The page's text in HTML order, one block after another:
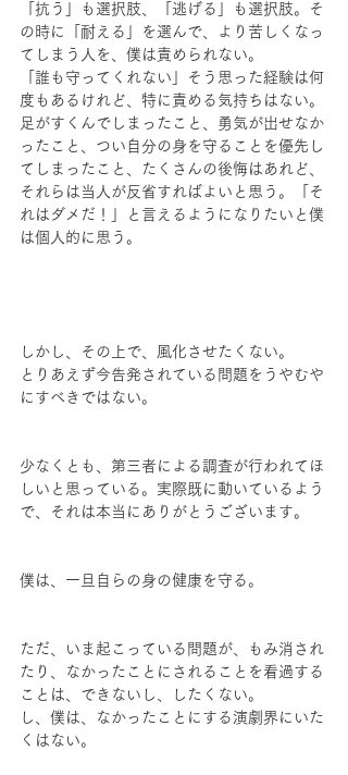
「抗う」も選択肢、「逃げる」も選択肢。そ
の時に「耐える」を選んで、より苦しくなっ
てしまう人を、僕は責められない。
「誰も守ってくれない」そう思った経験は何
度もあるけれど、特に責める気持ちはない。
足がすくんでしまったこと、勇気が出せなか
ったこと、つい自分の身を守ることを優先し
てしまったこと、たくさんの後悔はあれど、
それらは当人が反省すればよいと思う。「そ
れはダメだ！」と言えるようになりたいと僕
は個人的に思う。
しかし、その上で、風化させたくない。
とりあえず今告発されている問題をうやむや
にすべきではない。
少なくとも、第三者による調査が行われてほ
しいと思っている。実際既に動いているよう
で、それは本当にありがとうございます。
僕は、一旦自らの身の健康を守る。
ただ、いま起こっている問題が、もみ消され
たり、なかったことにされることを看過する
ことは、できないし、したくない。
し、僕は、なかったことにする演劇界にいた
くはない。